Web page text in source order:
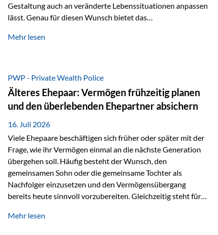
Gestaltung auch an veränderte Lebenssituationen anpassen
lässt. Genau für diesen Wunsch bietet das
Vienna-Life eine interessante Lösung. Es ermöglicht,
Ausgangssituation Stellen Sie sich folgende Familie vor: Die
Großeltern haben über viele Jahre Vermögen aufgebaut. Ihr
Wunsch ist es, dieses Vermögen nicht nur den eigenen
Kindern, sondern langfristig auch den Enkeln zukommen zu…
Mehr lesen
PWP - Private Wealth Police
Älteres Ehepaar: Vermögen frühzeitig planen
und den überlebenden Ehepartner absichern
16. Juli 2026
Viele Ehepaare beschäftigen sich früher oder später mit der
Frage, wie ihr Vermögen einmal an die nächste Generation
übergehen soll. Häufig besteht der Wunsch, den
gemeinsamen Sohn oder die gemeinsame Tochter als
Nachfolger einzusetzen und den Vermögensübergang
bereits heute sinnvoll vorzubereiten. Gleichzeitig steht für
passiert, wenn einer der beiden verstirbt? Der überlebende
Mehr lesen